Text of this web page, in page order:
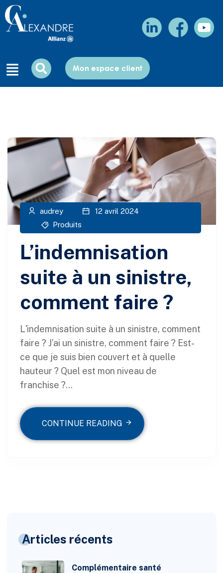
Mon espace client
audrey
12 avril 2024
Produits
L’indemnisation
suite à un sinistre,
comment faire ?
L'indemnisation suite à un sinistre, comment
faire ? J’ai un sinistre, comment faire ? Est-
ce que je suis bien couvert et à quelle
hauteur ? Quel est mon niveau de
franchise ?...
CONTINUE READING
Articles récents
Complémentaire santé